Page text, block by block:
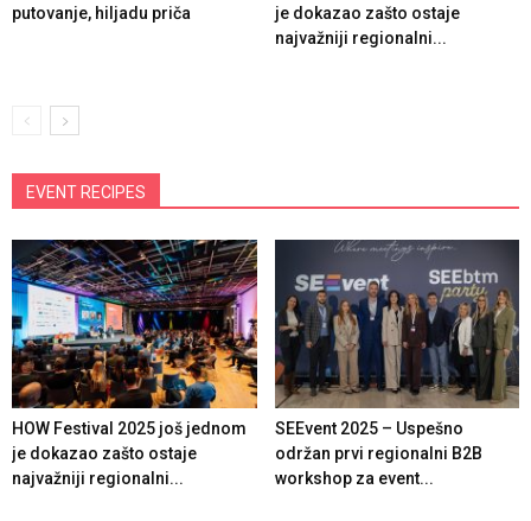
putovanje, hiljadu priča
je dokazao zašto ostaje
najvažniji regionalni...
EVENT RECIPES
HOW Festival 2025 još jednom
je dokazao zašto ostaje
najvažniji regionalni...
SEEvent 2025 – Uspešno
održan prvi regionalni B2B
workshop za event...